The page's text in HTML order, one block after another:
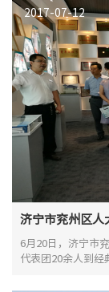
2017-07-12
济宁市兖州区人
6月20日，济宁市
代表团20余人到经